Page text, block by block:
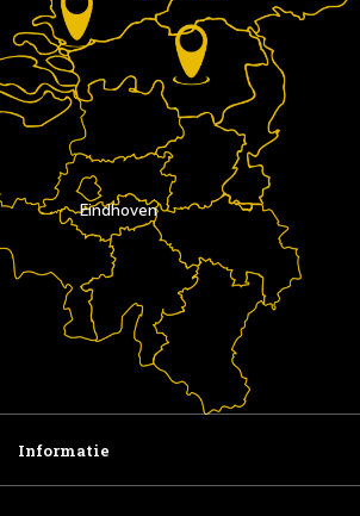
Eindhoven
Informatie